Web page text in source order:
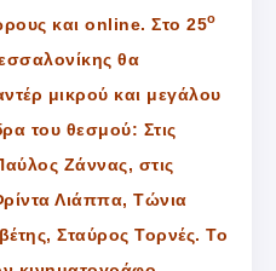
και online. Στο 25ο
θα
μικρού και μεγάλου
του θεσμού: Στις
Ζάννας, στις
Λιάππα, Τώνια
Σταύρος Τορνές. Το